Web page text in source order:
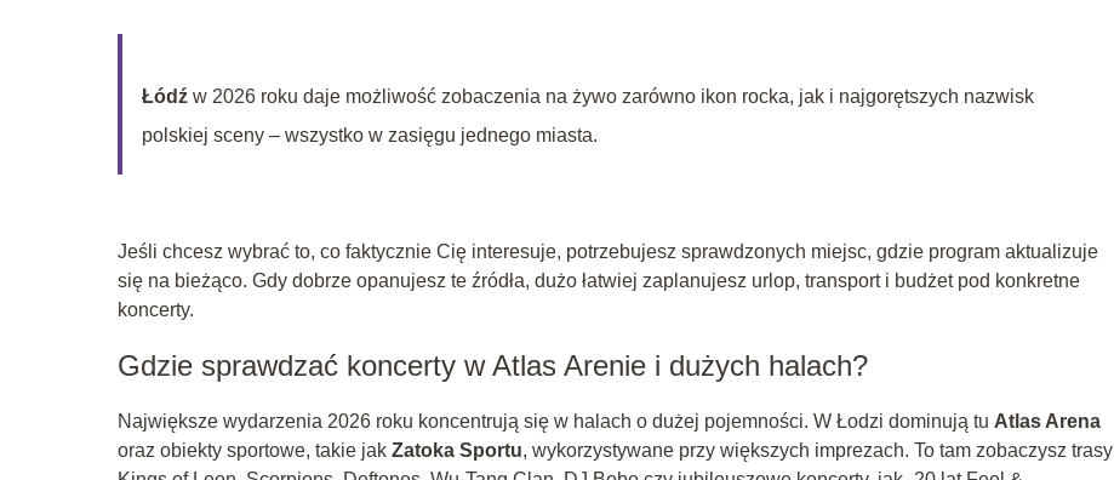
Łódź w 2026 roku daje możliwość zobaczenia na żywo zarówno ikon rocka, jak i najgorętszych nazwisk
polskiej sceny – wszystko w zasięgu jednego miasta.
Jeśli chcesz wybrać to, co faktycznie Cię interesuje, potrzebujesz sprawdzonych miejsc, gdzie program aktualizuje
się na bieżąco. Gdy dobrze opanujesz te źródła, dużo łatwiej zaplanujesz urlop, transport i budżet pod konkretne
koncerty.
Gdzie sprawdzać koncerty w Atlas Arenie i dużych halach?
Największe wydarzenia 2026 roku koncentrują się w halach o dużej pojemności. W Łodzi dominują tu Atlas Arena
oraz obiekty sportowe, takie jak Zatoka Sportu, wykorzystywane przy większych imprezach. To tam zobaczysz trasy